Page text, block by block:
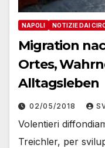
NAPOLI NOTIZIE DAI
Migration
Ortes,
Alltagsleben
02/05/2018
Volentieri
Treichler, per